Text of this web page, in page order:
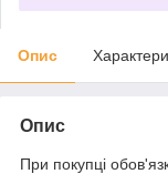
Опис
Опис
При покупці